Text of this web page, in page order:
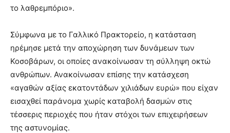
το λαθρεμπόριο».
Σύμφωνα με το Γαλλικό Πρακτορείο, η κατάσταση
ηρέμησε μετά την αποχώρηση των δυνάμεων των
Κοσοβάρων, οι οποίες ανακοίνωσαν τη σύλληψη οκτώ
ανθρώπων. Ανακοίνωσαν επίσης την κατάσχεση
«αγαθών αξίας εκατοντάδων χιλιάδων ευρώ» που είχαν
εισαχθεί παράνομα χωρίς καταβολή δασμών στις
τέσσερις περιοχές που ήταν στόχοι των επιχειρήσεων
της αστυνομίας.